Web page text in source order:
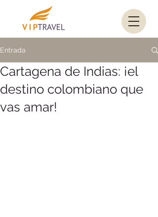
Entrada
Cartagena de Indias: ¡el
destino colombiano que
vas amar!